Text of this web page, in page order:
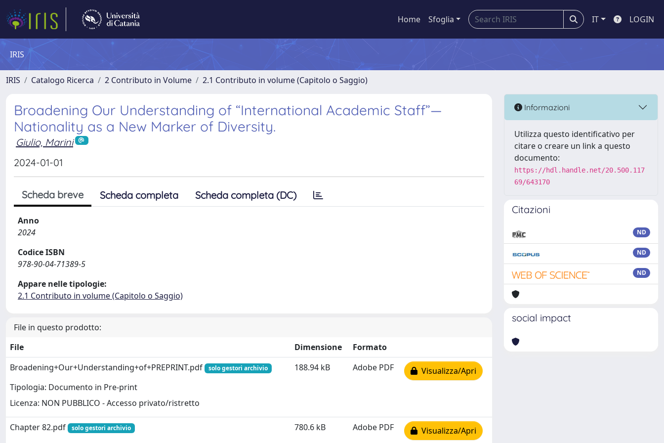
Home Sfoglia IT LOGIN
IRIS
IRIS Catalogo Ricerca 2 Contributo in Volume 2.1 Contributo in volume (Capitolo o Saggio)
Broadening Our Understanding of “International Academic Staff”—
Nationality as a New Marker of Diversity.
Giulio, Marini
2024-01-01
Scheda breve Scheda completa Scheda completa (DC)
Anno
2024
Codice ISBN
978-90-04-71389-5
Appare nelle tipologie:
2.1 Contributo in volume (Capitolo o Saggio)
File in questo prodotto:
File
Dimensione
Formato
Broadening+Our+Understanding+of+PREPRINT.pdf
solo gestori archivio
Tipologia: Documento in Pre-print
Licenza: NON PUBBLICO - Accesso privato/ristretto
188.94 kB Adobe PDF Visualizza/Apri
Chapter 82.pdf solo gestori archivio 780.6 kB Adobe PDF Visualizza/Apri
Informazioni
Utilizza questo identificativo per
citare o creare un link a questo
documento:
https://hdl.handle.net/20.500.117
69/643170
Citazioni
ND
ND
ND
social impact